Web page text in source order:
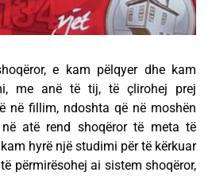
e kam pëlqyer dhe kam
me anë të tij, të çlirohej prej
në fillim, ndoshta që në moshën
atë rend shoqëror të meta të
hyrë një studimi për të kërkuar
përmirësohej ai sistem shoqëror,